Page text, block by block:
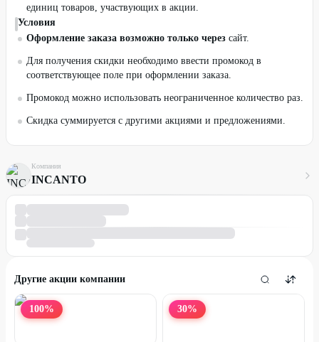
единиц товаров, участвующих в акции.
Условия
Оформление заказа возможно только через сайт.
Для получения скидки необходимо ввести промокод в
соответствующее поле при оформлении заказа.
Промокод можно использовать неограниченное количество раз.
Скидка суммируется с другими акциями и предложениями.
Компания
INCANTO
Другие акции компании
100% 30%